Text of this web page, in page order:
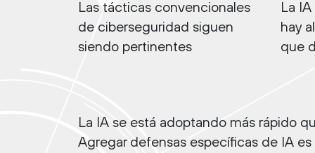
Las tácticas convencionales
de ciberseguridad siguen
siendo pertinentes
La
hay
que
La IA se está adoptando más rápido
Agregar defensas específicas de IA